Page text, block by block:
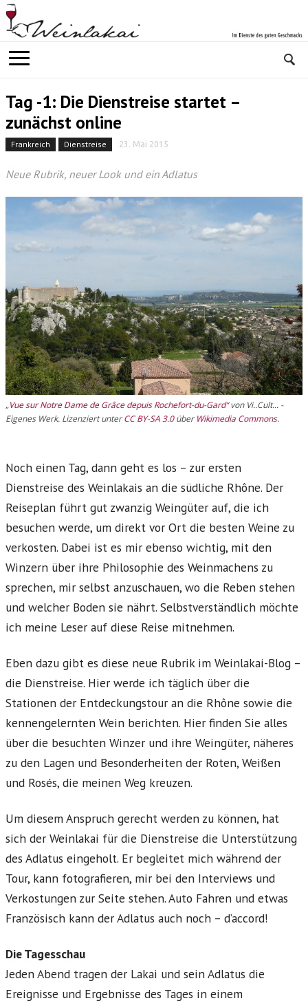
Tag -1: Die Dienstreise startet –
zunächst online
Frankreich Dienstreise 23. Mai 2015
Neue Rubrik, neuer Look und ein Adlatus
„Vue sur Notre Dame de Grâce depuis Rochefort-du-Gard“ von Vi..Cult... -
Eigenes Werk. Lizenziert unterCC BY-SA 3.0über Wikimedia Commons.
Noch einen Tag, dann geht es los – zur ersten
Dienstreise des Weinlakais an die südliche Rhône. Der
Reiseplan führt gut zwanzig Weingüter auf, die ich
besuchen werde, um direkt vor Ort die besten Weine zu
verkosten. Dabei ist es mir ebenso wichtig, mit den
Winzern über ihre Philosophie des Weinmachens zu
sprechen, mir selbst anzuschauen, wo die Reben stehen
und welcher Boden sie nährt. Selbstverständlich möchte
ich meine Leser auf diese Reise mitnehmen.
Eben dazu gibt es diese neue Rubrik im Weinlakai-Blog –
die Dienstreise. Hier werde ich täglich über die
Stationen der Entdeckungstour an die Rhône sowie die
kennengelernten Wein berichten. Hier finden Sie alles
über die besuchten Winzer und ihre Weingüter, näheres
zu den Lagen und Besonderheiten der Roten, Weißen
und Rosés, die meinen Weg kreuzen.
Um diesem Anspruch gerecht werden zu können, hat
sich der Weinlakai für die Dienstreise die Unterstützung
des Adlatus eingeholt. Er begleitet mich während der
Tour, kann fotografieren, mir bei den Interviews und
Verkostungen zur Seite stehen. Auto Fahren und etwas
Französisch kann der Adlatus auch noch – d’accord!
Die Tagesschau
Jeden Abend tragen der Lakai und sein Adlatus die
Ereignisse und Ergebnisse des Tages in einem